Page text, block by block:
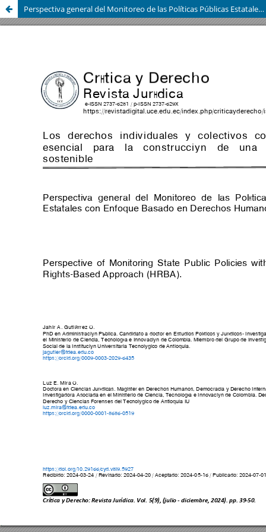
Perspectiva general del Monitoreo de las Políticas Públicas Estatales con Enfoque Basado en Derechos Humanos (EBDH)